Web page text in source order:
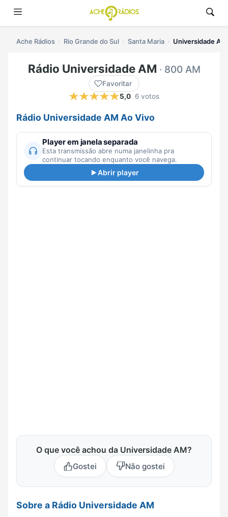
Ache Rádios Rio Grande do Sul Santa Maria Universidade
Rádio Universidade AM · 800 AM
Favoritar
5,0 6 votos
Rádio Universidade AM Ao Vivo
Player em janela separada
Esta transmissão abre numa janelinha pra
continuar tocando enquanto você navega.
Abrir player
O que você achou da Universidade AM?
Gostei Não gostei
Sobre a Rádio Universidade AM